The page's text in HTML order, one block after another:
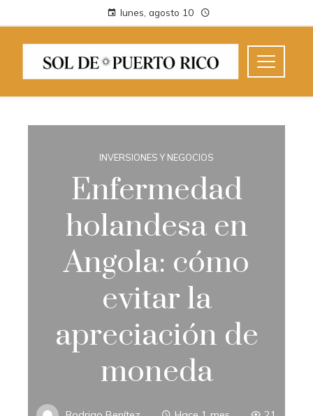
lunes, agosto 10
INVERSIONES Y NEGOCIOS
Enfermedad
holandesa en
Angola: cómo
evitar la
apreciación de
moneda